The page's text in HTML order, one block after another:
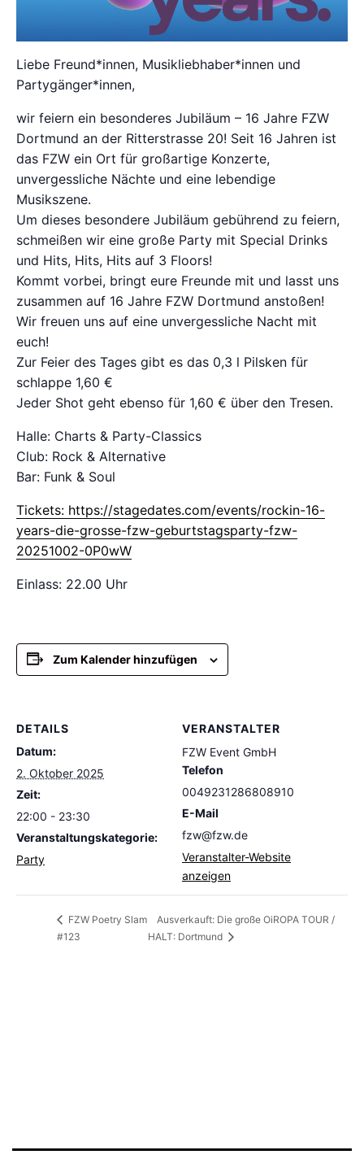
Liebe Freund*innen, Musikliebhaber*innen und
Partygänger*innen,
wir feiern ein besonderes Jubiläum – 16 Jahre FZW
Dortmund an der Ritterstrasse 20! Seit 16 Jahren ist
das FZW ein Ort für großartige Konzerte,
unvergessliche Nächte und eine lebendige
Musikszene.
Um dieses besondere Jubiläum gebührend zu feiern,
schmeißen wir eine große Party mit Special Drinks
und Hits, Hits, Hits auf 3 Floors!
Kommt vorbei, bringt eure Freunde mit und lasst uns
zusammen auf 16 Jahre FZW Dortmund anstoßen!
Wir freuen uns auf eine unvergessliche Nacht mit
euch!
Zur Feier des Tages gibt es das 0,3 l Pilsken für
schlappe 1,60 €
Jeder Shot geht ebenso für 1,60 € über den Tresen.
Halle: Charts & Party-Classics
Club: Rock & Alternative
Bar: Funk & Soul
Tickets: https://stagedates.com/events/rockin-16-
years-die-grosse-fzw-geburtstagsparty-fzw-
20251002-0P0wW
Einlass: 22.00 Uhr
Zum Kalender hinzufügen
DETAILS
Datum:
2. Oktober 2025
Zeit:
22:00 - 23:30
Veranstaltungskategorie:
Party
VERANSTALTER
FZW Event GmbH
Telefon
0049231286808910
E-Mail
fzw@fzw.de
Veranstalter-Website
anzeigen
FZW Poetry Slam
#123
Ausverkauft: Die große OiROPA TOUR /
HALT: Dortmund